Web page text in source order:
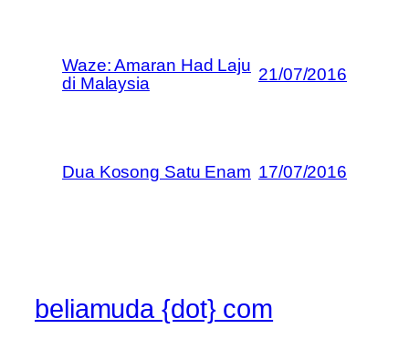
Waze: Amaran Had Laju
di Malaysia
21/07/2016
Dua Kosong Satu Enam 17/07/2016
beliamuda {dot} com